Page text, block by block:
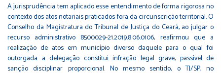
A jurisprudência tem aplicado esse entendimento de forma rigorosa no
contexto dos atos notariais praticados fora da circunscrição territorial. O
Conselho da Magistratura do Tribunal de Justiça do Ceará, ao julgar o
recurso administrativo 8500029-21.2019.8.06.0106, reafirmou que a
realização de atos em município diverso daquele para o qual foi
outorgada a delegação constitui infração legal grave, passível de
sanção disciplinar proporcional. No mesmo sentido, o TJ/SP, no